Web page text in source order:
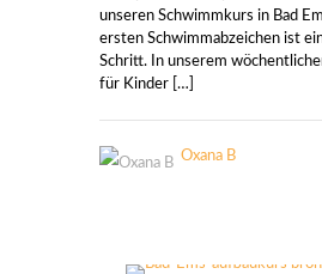
unseren Schwimmkurs in Bad
ersten Schwimmabzeichen ist
Schritt. In unserem
für Kinder […]
Oxana B